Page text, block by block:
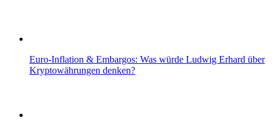
Euro-Inflation & Embargos: Was würde Ludwig Erhard über
Kryptowährungen denken?